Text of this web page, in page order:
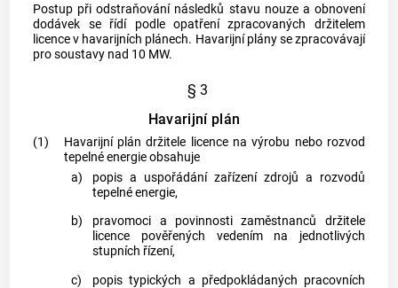
Postup při odstraňování následků stavu nouze a obnovení
dodávek se řídí podle opatření zpracovaných držitelem
licence v havarijních plánech. Havarijní plány se zpracovávají
pro soustavy nad 10 MW.
§ 3
Havarijní plán
(1) Havarijní plán držitele licence na výrobu nebo rozvod
tepelné energieobsahuje
a)
popis a uspořádání zařízení zdrojů a rozvodů
tepelné energie,
b)
pravomoci a povinnosti zaměstnanců držitele
licence pověřených vedením na jednotlivých
stupních řízení,
c)
popis typických a předpokládaných pracovních